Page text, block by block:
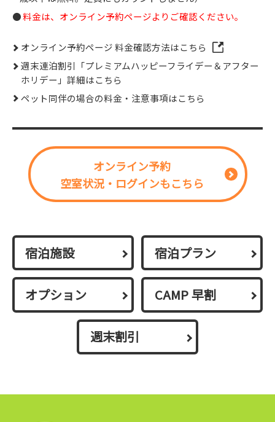
料金は、オンライン予約ページよりご確認ください。
オンライン予約ページ 料金確認方法はこちら
週末連泊割引「プレミアムハッピーフライデー＆アフター
ホリデー」詳細はこちら
ペット同伴の場合の料金・注意事項はこちら
オンライン予約
空室状況・ログインもこちら
宿泊施設 宿泊プラン
オプション CAMP 早割
週末割引